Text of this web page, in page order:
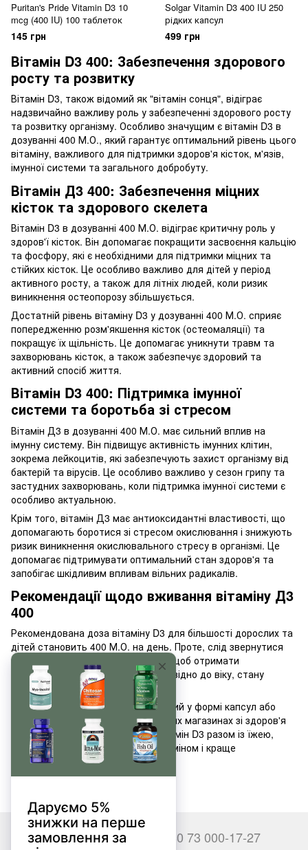
Puritan's Pride Vitamin D3 10
mcg (400 IU) 100 таблеток
145 грн
Solgar Vitamin D3 400 IU 250
рідких капсул
499 грн
Вітамін D3 400: Забезпечення здорового
росту та розвитку
Вітамін D3, також відомий як "вітамін сонця", відіграє
надзвичайно важливу роль у забезпеченні здорового росту
та розвитку організму. Особливо значущим є вітамін D3 в
дозуванні 400 М.О., який гарантує оптимальний рівень цього
вітаміну, важливого для підтримки здоров'я кісток, м'язів,
імунної системи та загального добробуту.
Вітамін Д3 400: Забезпечення міцних
кісток та здорового скелета
Вітамін D3 в дозуванні 400 М.О. відіграє критичну роль у
здоров'ї кісток. Він допомагає покращити засвоєння кальцію
та фосфору, які є необхідними для підтримки міцних та
стійких кісток. Це особливо важливо для дітей у період
активного росту, а також для літніх людей, коли ризик
виникнення остеопорозу збільшується.
Достатній рівень вітаміну D3 у дозуванні 400 М.О. сприяє
попередженню розм'якшення кісток (остеомаляції) та
покращує їх щільність. Це допомагає уникнути травм та
захворювань кісток, а також забезпечує здоровий та
активний спосіб життя.
Вітамін D3 400: Підтримка імунної
системи та боротьба зі стресом
Вітамін Д3 в дозуванні 400 М.О. має сильний вплив на
імунну систему. Він підвищує активність імунних клітин,
зокрема лейкоцитів, які забезпечують захист організму від
бактерій та вірусів. Це особливо важливо у сезон грипу та
застудних захворювань, коли підтримка імунної системи є
особливо актуальною.
Крім того, вітамін Д3 має антиоксидантні властивості, що
допомагають боротися зі стресом окислювання і знижують
ризик виникнення окислювального стресу в організмі. Це
допомагає підтримувати оптимальний стан здоров'я та
запобігає шкідливим впливам вільних радикалів.
Рекомендації щодо вживання вітаміну Д3
400
Рекомендована доза вітаміну D3 для більшості дорослих та
дітей становить 400 М.О. на день. Проте, слід звернутися
до лікаря або фахівця зі здоров'я, щоб отримати
індивідуальну рекомендацію відповідно до віку, стану
здоров'я та потреб організму.
Вітамін D3 400 може бути придбаний у формі капсул або
таблеток в аптеках, спеціалізованих магазинах зі здоров'я
та онлайн. Найкраще вживати вітамін D3 разом із їжею,
оскільки він є жиророзчинним вітаміном і краще
засвоюється разом із жирами.
+380 66 000-17-27 +380 73 000-17-27